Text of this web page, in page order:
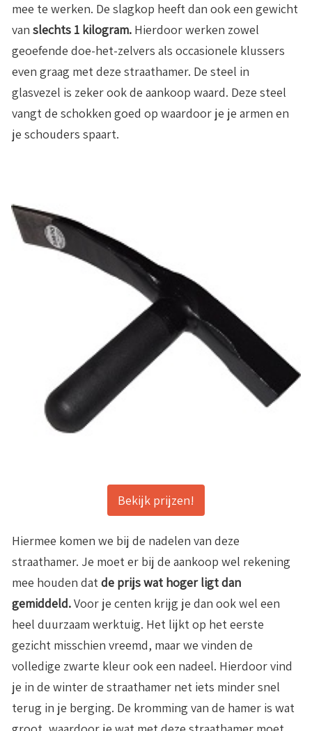
mee te werken. De slagkop heeft dan ook een gewicht
van slechts 1 kilogram. Hierdoor werken zowel
geoefende doe-het-zelvers als occasionele klussers
even graag met deze straathamer. De steel in
glasvezel is zeker ook de aankoop waard. Deze steel
vangt de schokken goed op waardoor je je armen en
je schouders spaart.
Bekijk prijzen!
Hiermee komen we bij de nadelen van deze
straathamer. Je moet er bij de aankoop wel rekening
mee houden datde prijs wat hoger ligt dan
gemiddeld.Voor je centen krijg je dan ook wel een
heel duurzaam werktuig. Het lijkt op het eerste
gezicht misschien vreemd, maar we vinden de
volledige zwarte kleur ook een nadeel. Hierdoor vind
je in de winter de straathamer net iets minder snel
terug in je berging. De kromming van de hamer is wat